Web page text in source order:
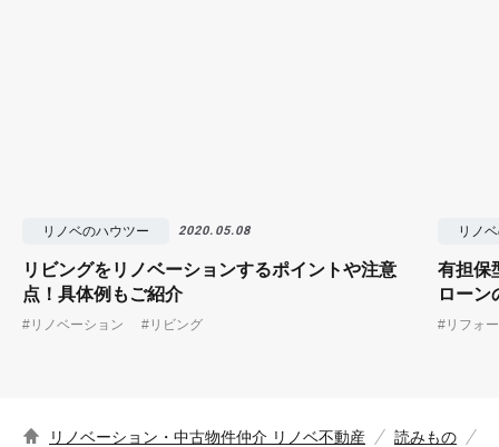
リノベのハウツー 2020.05.08
リビングをリノベーションするポイントや注意
点！具体例もご紹介
#リノベーション #リビング
リノ
有担保
ローン
#リフォ
リノベーション・中古物件仲介 リノベ不動産 読みもの